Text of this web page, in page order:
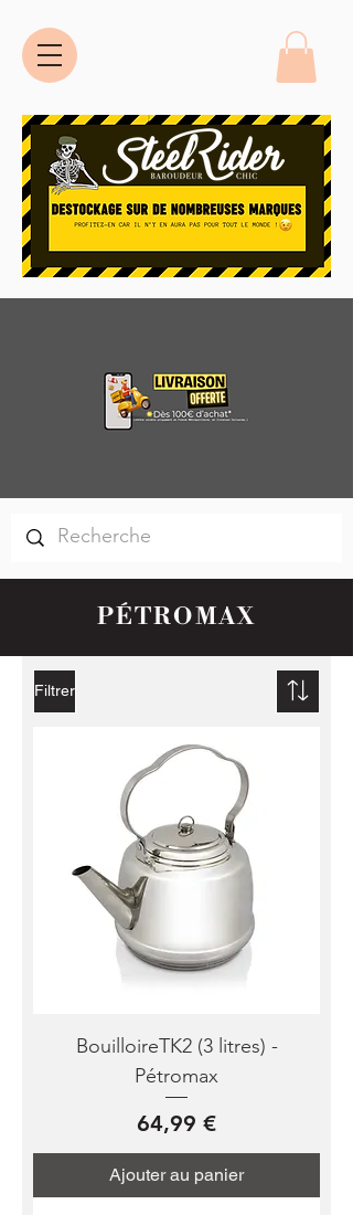
PÉTROMAX
Filtrer
BouilloireTK2 (3 litres) -
Pétromax
Prix
64,99 €
Ajouter au panier